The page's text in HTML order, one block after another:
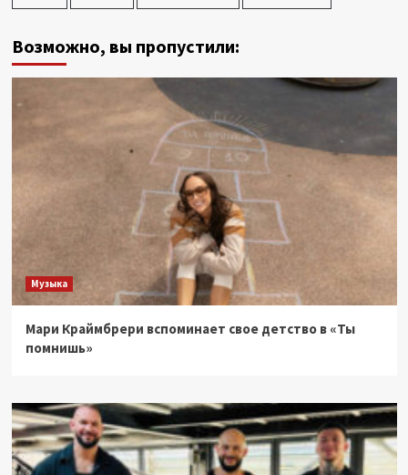
Возможно, вы пропустили:
Музыка
Мари Краймбрери вспоминает свое детство в «Ты
помнишь»